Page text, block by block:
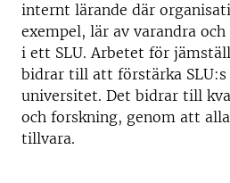
internt lärande där
exempel, lär av varandra
i ett SLU. Arbetet för
bidrar till att förstärka
universitet. Det bidrar till
och forskning, genom att
tillvara.